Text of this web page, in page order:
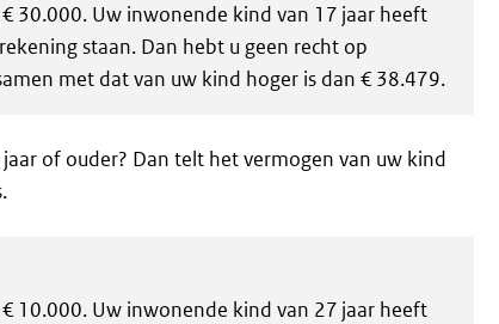
30.000. Uw inwonende kind van 17 jaar heeft
staan. Dan hebt u geen recht op
met dat van uw kind hoger is dan € 38.479.
of ouder? Dan telt het vermogen van uw kind
10.000. Uw inwonende kind van 27 jaar heeft